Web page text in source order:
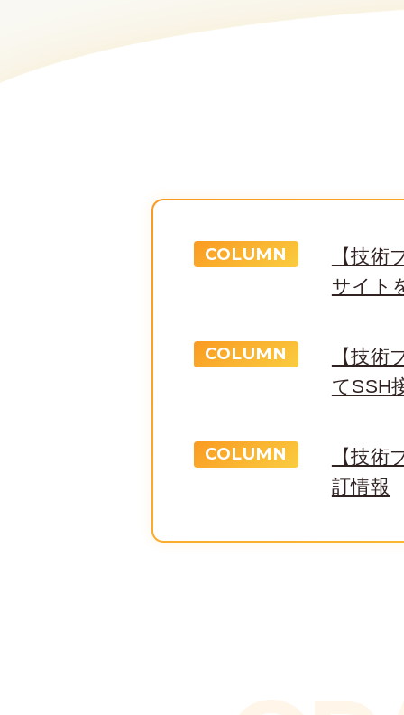
COLUMN
【技
サイト
COLUMN
【技
てSSH
COLUMN
【技
訂情報